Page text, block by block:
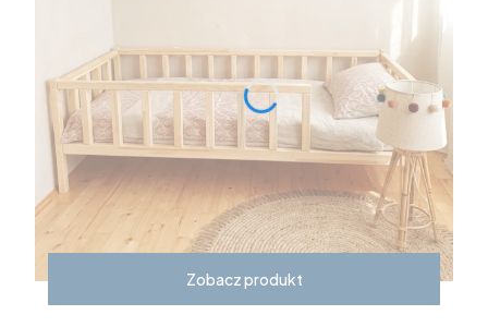
Zobacz produkt